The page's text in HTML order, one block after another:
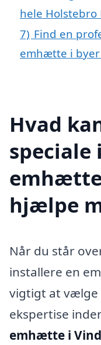
hele Holstebro
7) Find en
emhætte i
Hvad
hjælpe
Når du står
installere en
vigtigt at vælge
ekspertise
emhætte i